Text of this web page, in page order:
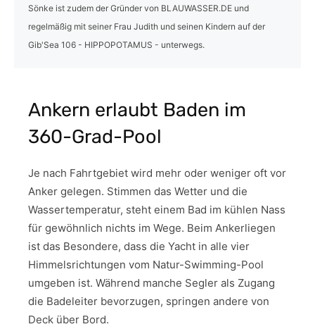
Sönke ist zudem der Gründer von BLAUWASSER.DE und
regelmäßig mit seiner Frau Judith und seinen Kindern auf der
Gib'Sea 106 - HIPPOPOTAMUS - unterwegs.
Ankern erlaubt Baden im
360-Grad-Pool
Je nach Fahrtgebiet wird mehr oder weniger oft vor
Anker gelegen. Stimmen das Wetter und die
Wassertemperatur, steht einem Bad im kühlen Nass
für gewöhnlich nichts im Wege. Beim Ankerliegen
ist das Besondere, dass die Yacht in alle vier
Himmelsrichtungen vom Natur-Swimming-Pool
umgeben ist. Während manche Segler als Zugang
die Badeleiter bevorzugen, springen andere von
Deck über Bord.